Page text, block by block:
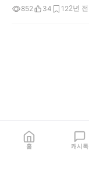
852 34 122년 전
홈 캐시톡